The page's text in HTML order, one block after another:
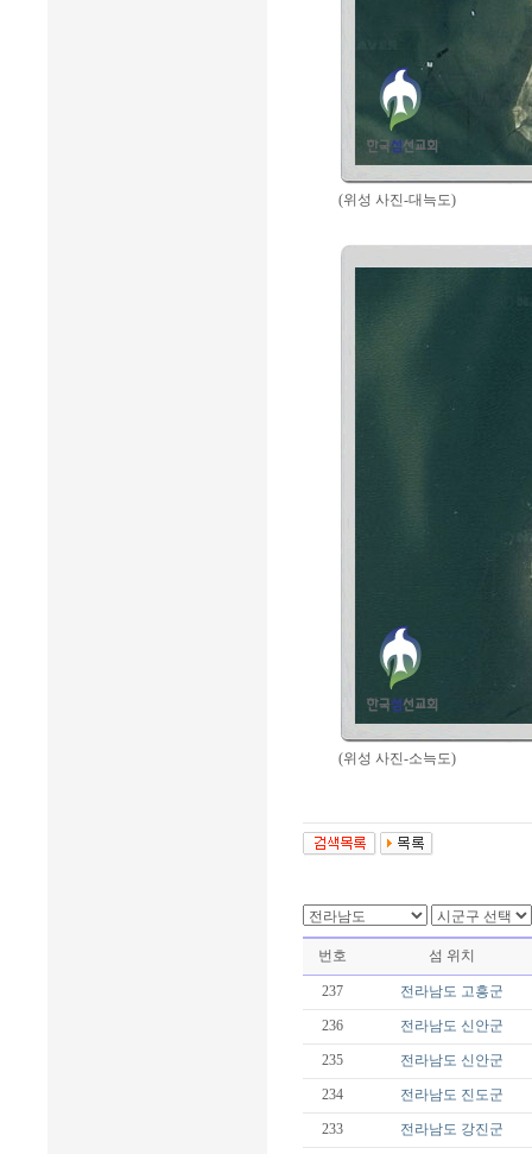
(위성 사진-대늑도)
(위성 사진-소늑도)
번호 섬 위치
237 전라남도 고흥군
236 전라남도 신안군
235 전라남도 신안군
234 전라남도 진도군
233 전라남도 강진군